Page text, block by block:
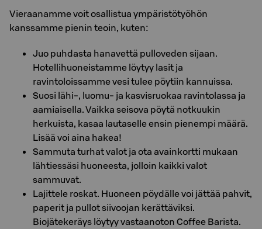
Vieraanamme voit osallistua ympäristötyöhön
kanssamme pienin teoin, kuten:
Juo puhdasta hanavettä pulloveden sijaan.
Hotellihuoneistamme löytyy lasit ja
ravintoloissamme vesi tulee pöytiin kannuissa.
Suosi lähi-, luomu- ja kasvisruokaa ravintolassa ja
aamiaisella. Vaikka seisova pöytä notkuukin
herkuista, kasaa lautaselle ensin pienempi määrä.
Lisää voi aina hakea!
Sammuta turhat valot ja ota avainkortti mukaan
lähtiessäsi huoneesta, jolloin kaikki valot
sammuvat.
Lajittele roskat. Huoneen pöydälle voi jättää pahvit,
paperit ja pullot siivoojan kerättäviksi.
Biojätekeräys löytyy vastaanoton Coffee Barista.